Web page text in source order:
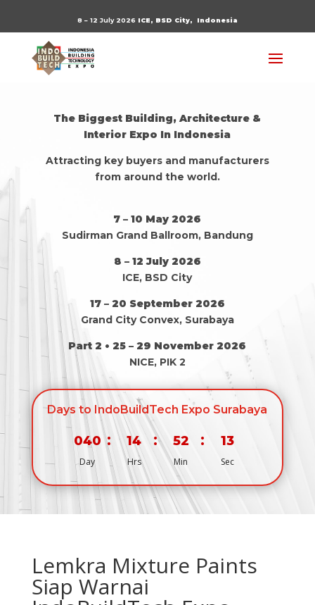
8 – 12 July 2026 ICE, BSD City, Indonesia
The Biggest Building, Architecture &
Interior Expo In Indonesia
Attracting key buyers and manufacturers
from around the world.
7 – 10 May 2026
Sudirman Grand Ballroom, Bandung
8 – 12 July 2026
ICE, BSD City
17 – 20 September 2026
Grand City Convex, Surabaya
Part 2 • 25 – 29 November 2026
NICE, PIK 2
Days to IndoBuildTech Expo Surabaya
040
Day
: 14
Hrs
: 52
Min
: 13
Sec
Lemkra Mixture Paints
Siap Warnai